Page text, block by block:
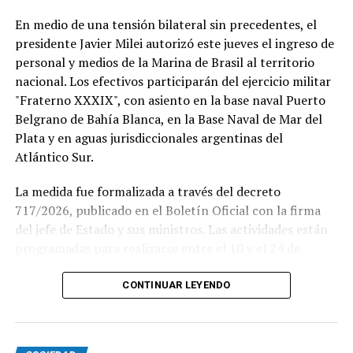
En medio de una tensión bilateral sin precedentes, el
presidente Javier Milei autorizó este jueves el ingreso de
personal y medios de la Marina de Brasil al territorio
nacional. Los efectivos participarán del ejercicio militar
"Fraterno XXXIX", con asiento en la base naval Puerto
Belgrano de Bahía Blanca, en la Base Naval de Mar del
Plata y en aguas jurisdiccionales argentinas del
Atlántico Sur.
La medida fue formalizada a través del decreto
717/2026, publicado en el Boletín Oficial con la firma
del jefe de Estado y sus ministros. Las actividades están
1978 y busca incrementar el adiestramiento y la
interoperabilidad en operaciones navales y anfibias.
CONTINUAR LEYENDO